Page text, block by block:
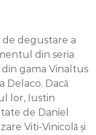
de degustare a
din seria
gama Vinaltus
Delaco. Dacă
lor, Iustin
de Daniel
Viti-Vinicolă și